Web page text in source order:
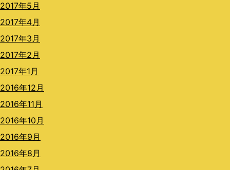
2017年5月
2017年4月
2017年3月
2017年2月
2017年1月
2016年12月
2016年11月
2016年10月
2016年9月
2016年8月